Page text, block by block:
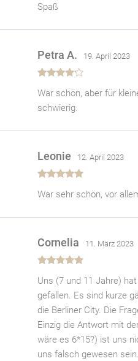
Spaß
mit4von
Petra A. 19. April 2023
War schön, aber für
schwierig.
mit5von 5
Leonie 12. April 2023
War sehr schön, vor
mit5von 5
Cornelia 11. März 2023
Uns (7 und 11 Jahre)
gefallen. Es sind kurze
die Berliner City. Die
Einzig die Antwort mit
wäre es 6*15?) ist uns
uns falsch gewesen